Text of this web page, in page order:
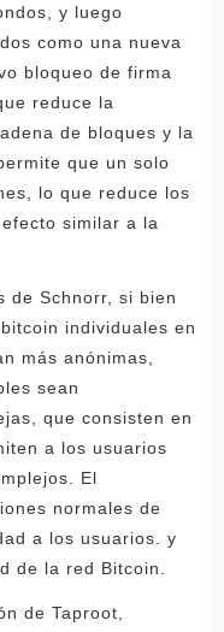
y luego
como una nueva
bloqueo de firma
reduce la
de bloques y la
que un solo
lo que reduce los
similar a la
de Schnorr, si bien
individuales en
más anónimas,
sean
que consisten en
a los usuarios
El
normales de
a los usuarios. y
de la red Bitcoin.
de Taproot,